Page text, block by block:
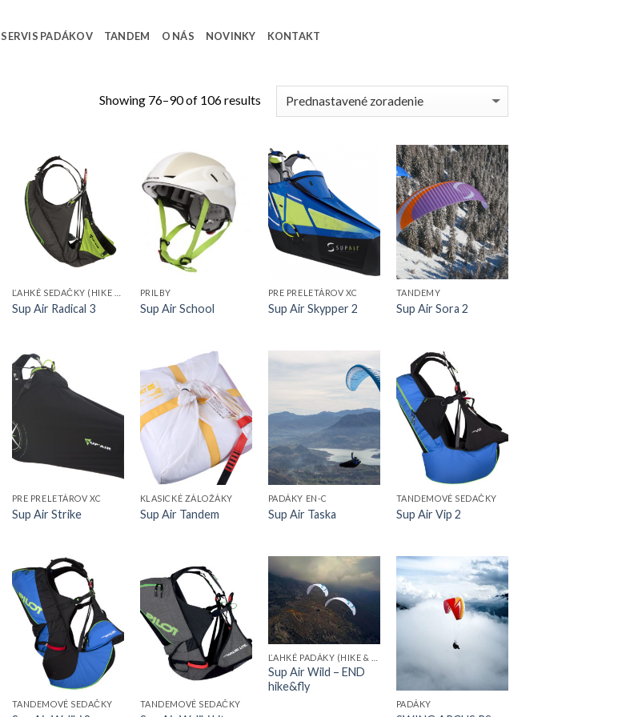
SERVIS PADÁKOV TANDEM O NÁS NOVINKY KONTAKT
Showing 76–90 of 106 results
Sup Air Radical 3
PRILBY
Sup Air School
PRE PRELETÁROV XC
Sup Air Skypper 2
TANDEMY
Sup Air Sora 2
PRE PRELETÁROV XC
Sup Air Strike
KLASICKÉ ZÁLOŽÁKY
Sup Air Tandem
PADÁKY EN-C
Sup Air Taska
TANDEMOVÉ SEDAČKY
Sup Air Vip 2
TANDEMOVÉ SEDAČKY TANDEMOVÉ SEDAČKY
Sup Air Wild – END
hike&fly
PADÁKY